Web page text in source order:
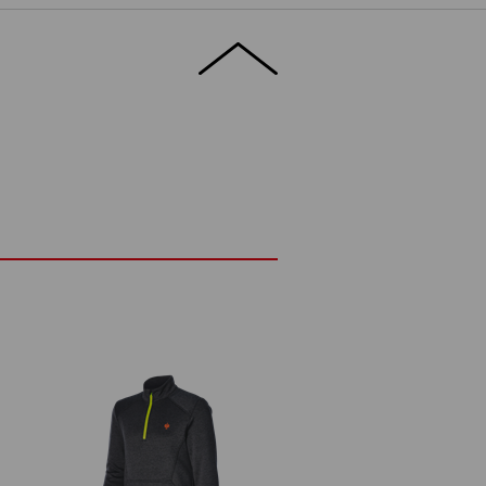
aj pri extra nízkych teplotách, no
ktorú možno pohodlne nosiť pod
v pohybe.
Nebieľte
Žehlite žehličkou nastavenou na
nízku teplotu